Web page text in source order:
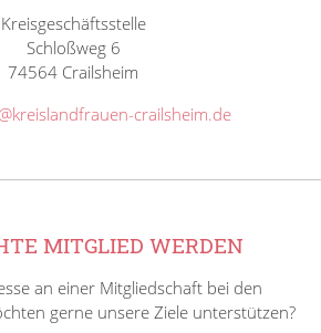
Kreisgeschäftsstelle
Schloßweg 6
74564 Crailsheim
crailsheim.de
MITGLIED WERDEN
an einer Mitgliedschaft bei den
gerne unsere Ziele unterstützen?